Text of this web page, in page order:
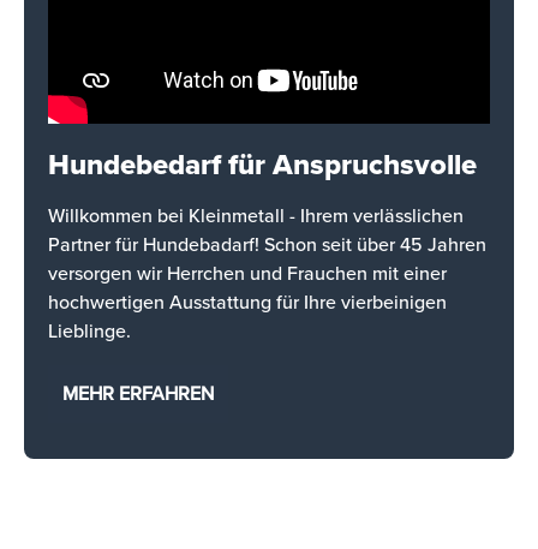
Hundebedarf für Anspruchsvolle
Willkommen bei Kleinmetall - Ihrem verlässlichen
Partner für Hundebadarf! Schon seit über 45 Jahren
versorgen wir Herrchen und Frauchen mit einer
hochwertigen Ausstattung für Ihre vierbeinigen
Lieblinge.
MEHR ERFAHREN